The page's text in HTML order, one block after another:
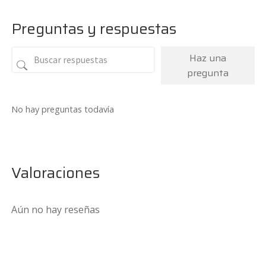
Preguntas y respuestas
Haz una
pregunta
No hay preguntas todavía
Valoraciones
Aún no hay reseñas